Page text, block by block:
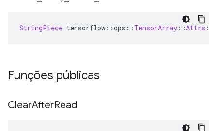
StringPiece tensorflow ::ops :: TensorArray ::Attrs ::
Funções públicas
ClearAfterRead